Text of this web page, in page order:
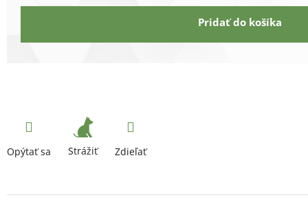
Pridať do košíka
Opýtať sa Strážiť Zdieľať